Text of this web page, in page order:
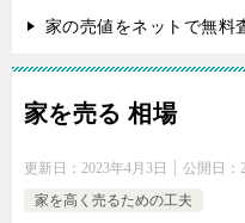
家の売値をネットで無料
家を売る 相場
更新日： 2023年4月3日 公開日：
家を高く売るための工夫